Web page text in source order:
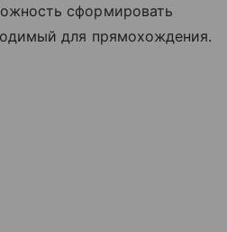
сформировать
для прямохождения.